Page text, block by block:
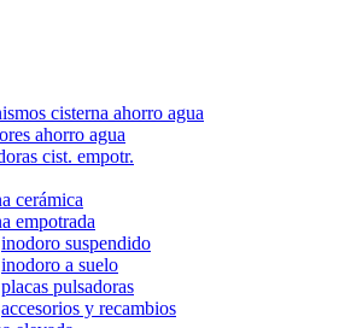
cisterna ahorro agua
ahorro agua
cist. empotr.
cerámica
empotrada
inodoro suspendido
inodoro a suelo
placas pulsadoras
accesorios y recambios